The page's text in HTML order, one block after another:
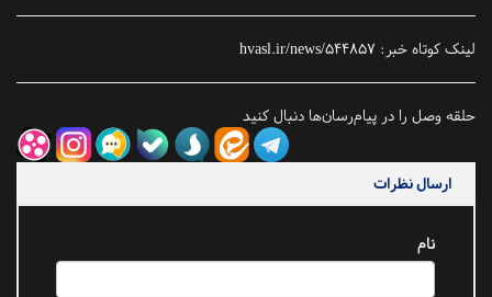
لینک کوتاه خبر: hvasl.ir/news/544857
حلقه وصل را در پیام‌رسان‌ها دنبال کنید
ارسال نظرات
نام